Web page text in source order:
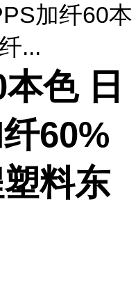
加纤60本
...
色 日
60%
料东